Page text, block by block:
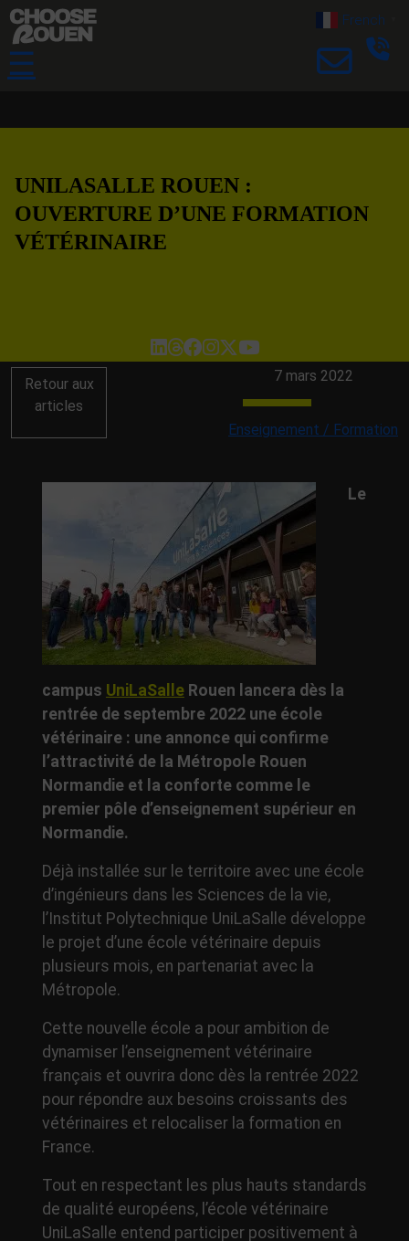
☰
French
UNILASALLE ROUEN :
OUVERTURE D’UNE FORMATION
VÉTÉRINAIRE
Retour aux
articles
7 mars 2022
Enseignement / Formation
Le
campus UniLaSalleRouen lancera dès la
rentrée de septembre 2022 une école
vétérinaire : une annonce qui confirme
l’attractivité de la Métropole Rouen
Normandie et la conforte comme le
premier pôle d’enseignement supérieur en
Normandie.
Déjà installée sur le territoire avec une école
d’ingénieurs dans les Sciences de la vie,
l’Institut Polytechnique UniLaSalle développe
le projet d’une école vétérinaire depuis
plusieurs mois, en partenariat avec la
Métropole.
Cette nouvelle école a pour ambition de
dynamiser l’enseignement vétérinaire
français et ouvrira donc dès la rentrée 2022
pour répondre aux besoins croissants des
vétérinaires et relocaliser la formation en
France.
Tout en respectant les plus hauts standards
de qualité européens, l’école vétérinaire
UniLaSalle entend participer positivement à